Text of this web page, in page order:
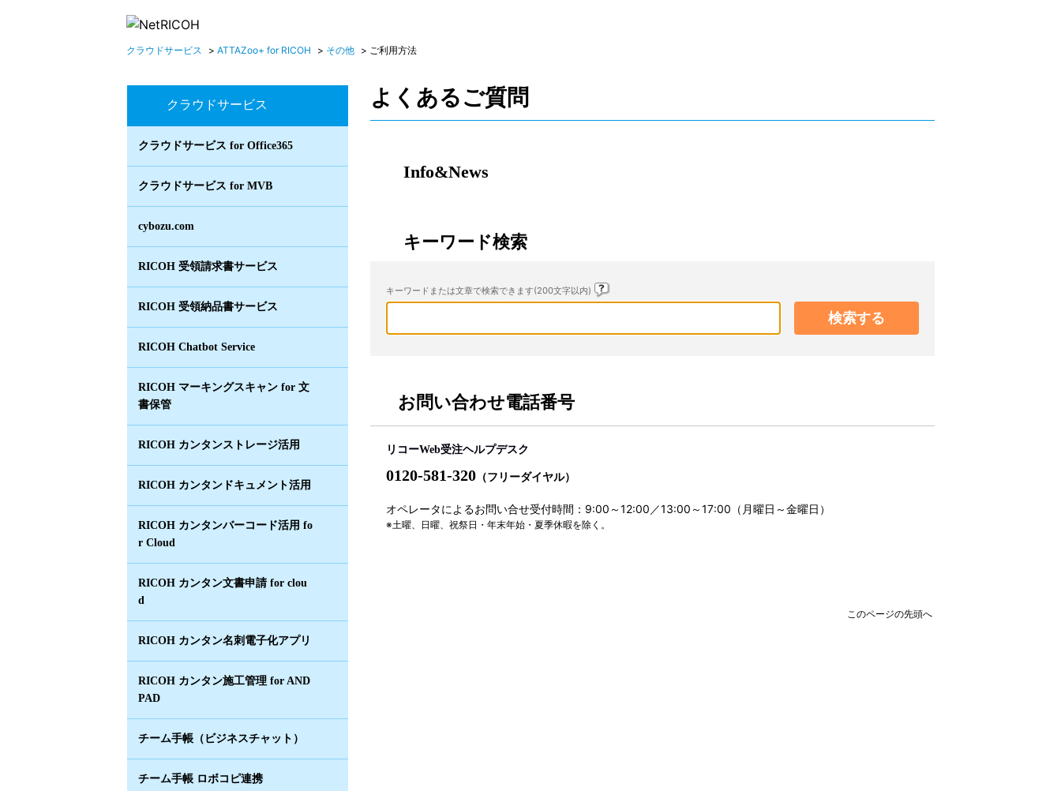
クラウドサービス > ATTAZoo+ for RICOH > その他 > ご利用方法
クラウドサービス
クラウドサービス for Office365
クラウドサービス for MVB
cybozu.com
RICOH 受領請求書サービス
RICOH 受領納品書サービス
RICOH Chatbot Service
RICOH マーキングスキャン for 文
書保管
RICOH カンタンストレージ活用
RICOH カンタンドキュメント活用
RICOH カンタンバーコード活用 fo
r Cloud
RICOH カンタン文書申請 for clou
d
RICOH カンタン名刺電子化アプリ
RICOH カンタン施工管理 for AND
PAD
チーム手帳（ビジネスチャット）
チーム手帳 ロボコピ連携
よくあるご質問
Info&News
キーワード検索
キーワードまたは文章で検索できます(200文字以内)
お問い合わせ電話番号
リコーWeb受注ヘルプデスク
0120-581-320 （フリーダイヤル）
オペレータによるお問い合せ受付時間：9:00～12:00／13:00～17:00（月曜日～金曜日）
※土曜、日曜、祝祭日・年末年始・夏季休暇を除く。
このページの先頭へ